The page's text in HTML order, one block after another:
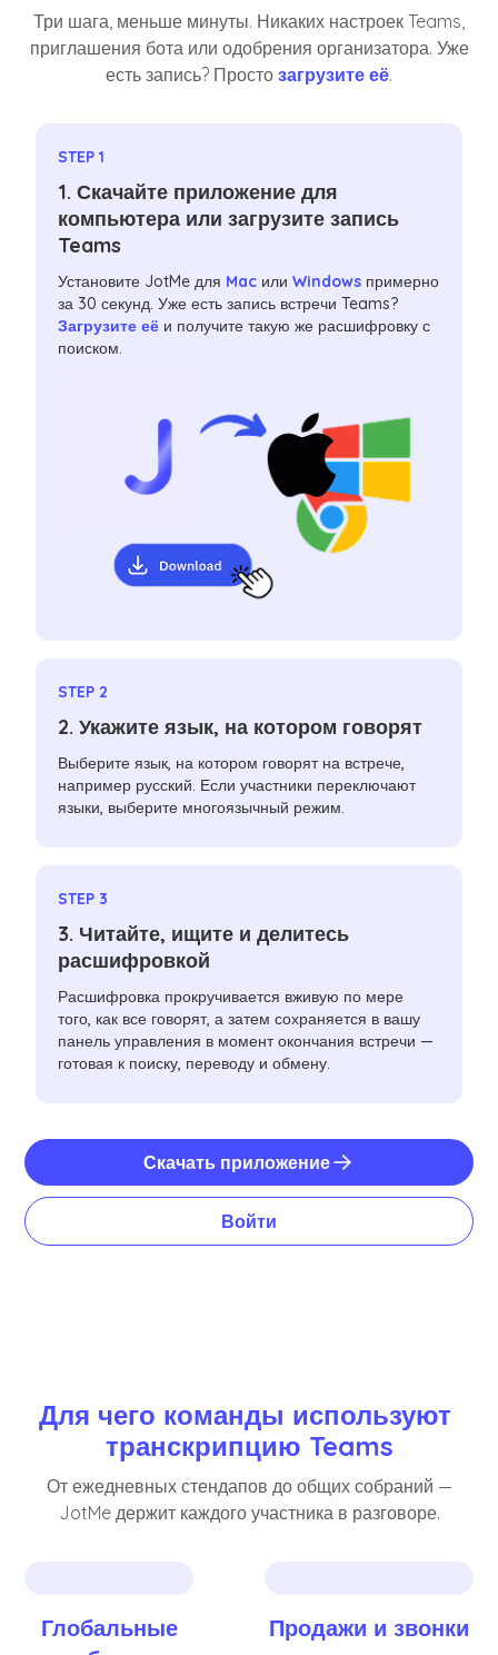
Три шага, меньше минуты. Никаких настроек Teams,
приглашения бота или одобрения организатора. Уже
есть запись? Просто загрузите её.
STEP 1
1. Скачайте приложение для
компьютера или загрузите запись
Teams
Установите JotMe для Mac илиWindows примерно
за 30 секунд. Уже есть запись встречи Teams?
Загрузите её и получите такую же расшифровку с
поиском.
STEP 2
2. Укажите язык, на котором говорят
Выберите язык, на котором говорят на встрече,
например русский. Если участники переключают
языки, выберите многоязычный режим.
STEP 3
3. Читайте, ищите и делитесь
расшифровкой
Расшифровка прокручивается вживую по мере
того, как все говорят, а затем сохраняется в вашу
панель управления в момент окончания встречи —
готовая к поиску, переводу и обмену.
Скачать приложение
Войти
Для чего команды используют
транскрипцию Teams
От ежедневных стендапов до общих собраний —
JotMe держит каждого участника в разговоре.
Глобальные
Продажи и звонки